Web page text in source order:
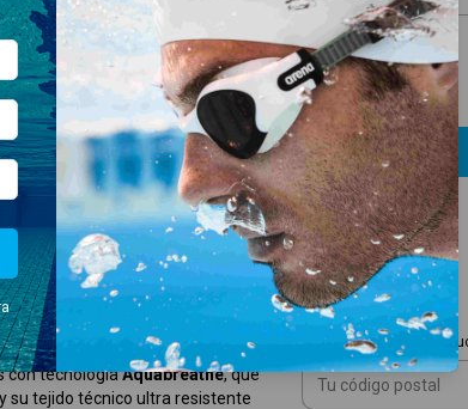
entre la pileta, el gimnasio y
y materiales técnicos que
con tecnologíaAquabreathe, que
su tejido técnico ultra resistente
CAPACIDAD:45L
45L
¡Agregá este
Entregas para el CP:
¡Agregá este